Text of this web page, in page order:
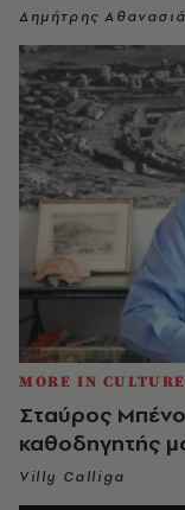
Δημήτρης
MORE IN CULTURE
Σταύρος
καθοδηγητής
Villy Calliga